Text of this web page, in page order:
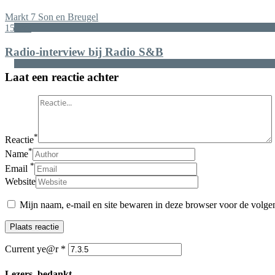
Markt 7 Son en Breugel
15
Radio-interview bij Radio S&B
Laat een reactie achter
Reactie*
Name*
Email *
Website
Mijn naam, e-mail en site bewaren in deze browser voor de
Current ye@r *